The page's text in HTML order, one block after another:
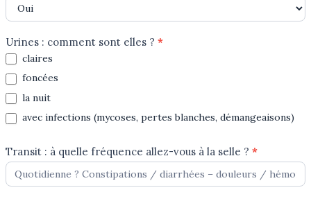
Urines : comment sont elles ? *
claires
foncées
la nuit
avec infections (mycoses, pertes blanches, démangeaisons)
Transit : à quelle fréquence allez-vous à la selle ? *